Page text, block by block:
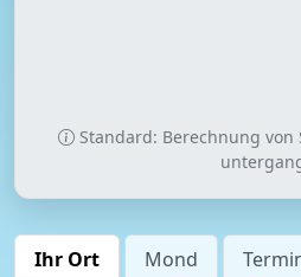
Standard: Berechnung von
Ihr Ort Mond